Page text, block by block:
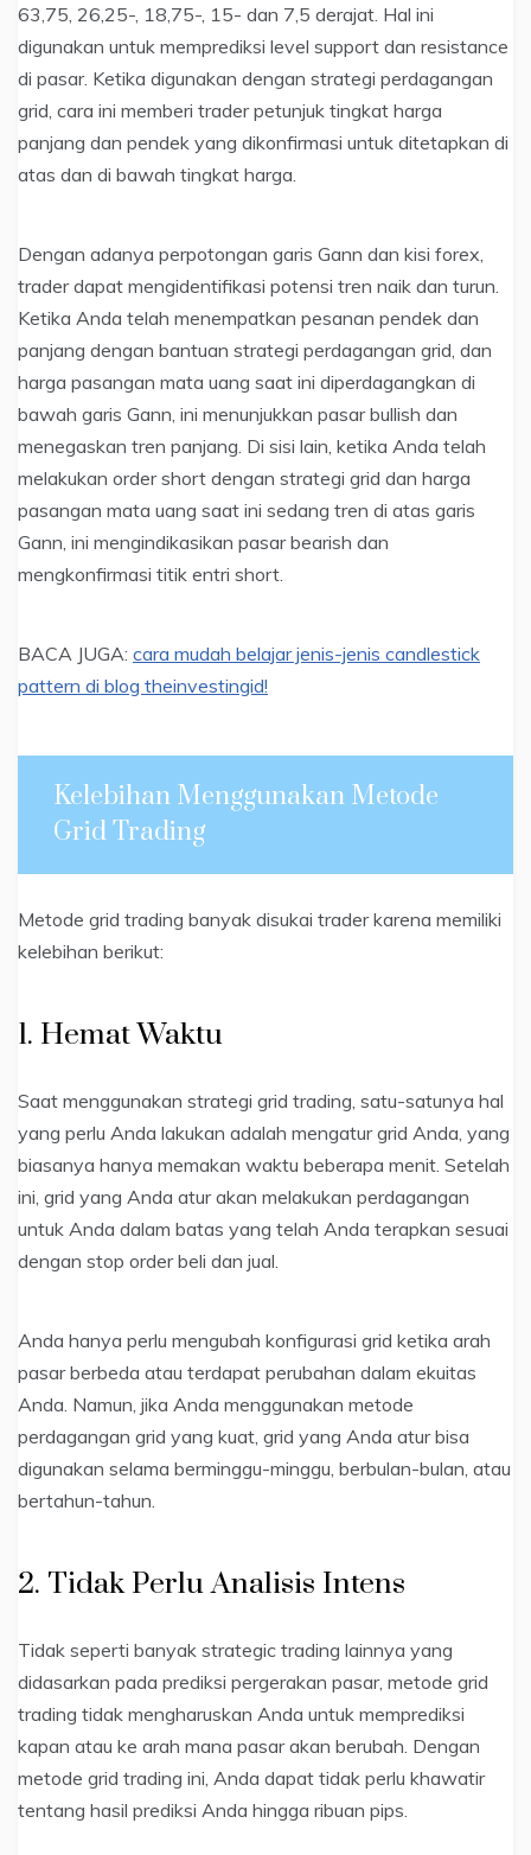
63,75, 26,25-, 18,75-, 15- dan 7,5 derajat. Hal ini
digunakan untuk memprediksi level support dan resistance
di pasar. Ketika digunakan dengan strategi perdagangan
grid, cara ini memberi trader petunjuk tingkat harga
panjang dan pendek yang dikonfirmasi untuk ditetapkan di
atas dan di bawah tingkat harga.
Dengan adanya perpotongan garis Gann dan kisi forex,
trader dapat mengidentifikasi potensi tren naik dan turun.
Ketika Anda telah menempatkan pesanan pendek dan
panjang dengan bantuan strategi perdagangan grid, dan
harga pasangan mata uang saat ini diperdagangkan di
bawah garis Gann, ini menunjukkan pasar bullish dan
menegaskan tren panjang. Di sisi lain, ketika Anda telah
melakukan order short dengan strategi grid dan harga
pasangan mata uang saat ini sedang tren di atas garis
Gann, ini mengindikasikan pasar bearish dan
mengkonfirmasi titik entri short.
BACA JUGA: cara mudah belajar jenis-jenis candlestick
pattern di blog theinvestingid!
Kelebihan Menggunakan Metode
Grid Trading
Metode grid trading banyak disukai trader karena memiliki
kelebihan berikut:
1. Hemat Waktu
Saat menggunakan strategi grid trading, satu-satunya hal
yang perlu Anda lakukan adalah mengatur grid Anda, yang
biasanya hanya memakan waktu beberapa menit. Setelah
ini, grid yang Anda atur akan melakukan perdagangan
untuk Anda dalam batas yang telah Anda terapkan sesuai
dengan stop order beli dan jual.
Anda hanya perlu mengubah konfigurasi grid ketika arah
pasar berbeda atau terdapat perubahan dalam ekuitas
Anda. Namun, jika Anda menggunakan metode
perdagangan grid yang kuat, grid yang Anda atur bisa
digunakan selama berminggu-minggu, berbulan-bulan, atau
bertahun-tahun.
2. Tidak Perlu Analisis Intens
Tidak seperti banyak strategic trading lainnya yang
didasarkan pada prediksi pergerakan pasar, metode grid
trading tidak mengharuskan Anda untuk memprediksi
kapan atau ke arah mana pasar akan berubah. Dengan
metode grid trading ini, Anda dapat tidak perlu khawatir
tentang hasil prediksi Anda hingga ribuan pips.